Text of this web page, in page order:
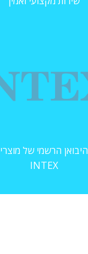
היבואן הרשמי של מוצרי
INTEX